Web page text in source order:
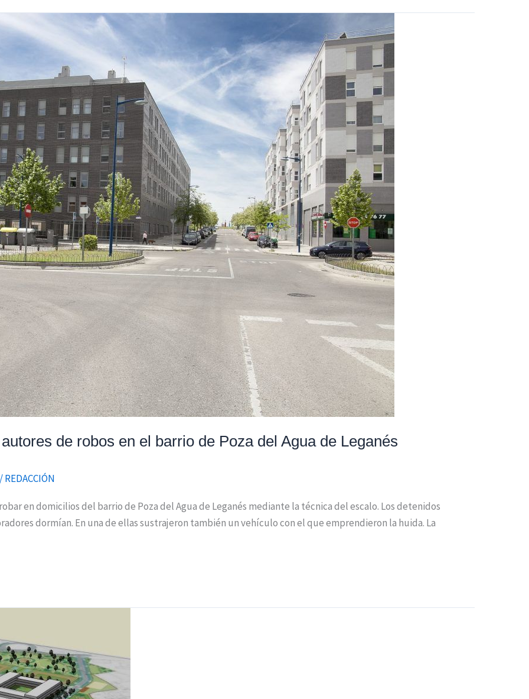
de robos en el barrio de Poza del Agua de Leganés
REDACCIÓN
en domicilios del barrio de Poza del Agua de Leganés mediante la técnica del escalo. Los detenidos
dormían. En una de ellas sustrajeron también un vehículo con el que emprendieron la huida. La